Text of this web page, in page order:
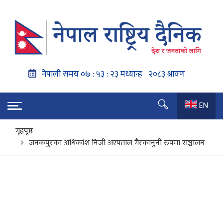
EN
गृहपृष्ठ
जनकपुरका अधिकांश निजी अस्पताल गैरकानुनी रुपमा सञ्चालन